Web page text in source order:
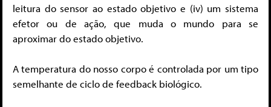
leitura do sensor ao estado objetivo e (iv) um sistema
efetor ou de ação, que muda o mundo para se
aproximar do estado objetivo.
A temperatura do nosso corpo é controlada por um tipo
semelhante de ciclo de feedback biológico.